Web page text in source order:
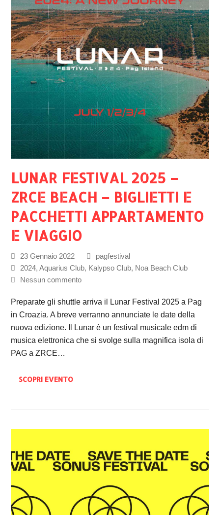
LUNAR FESTIVAL 2025 –
ZRCE BEACH – BIGLIETTI E
PACCHETTI APPARTAMENTO
E VIAGGIO
23 Gennaio 2022
pagfestival
2024,Aquarius Club, Kalypso Club, Noa Beach Club
Nessun commento
Preparate gli shuttle arriva il Lunar Festival 2025 a Pag
in Croazia. A breve verranno annunciate le date della
nuova edizione. Il Lunar è un festival musicale edm di
musica elettronica che si svolge sulla magnifica isola di
PAG a ZRCE…
SCOPRI EVENTO